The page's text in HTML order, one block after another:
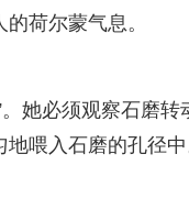
荷尔蒙气息。
她必须观察石磨
喂入石磨的孔径中